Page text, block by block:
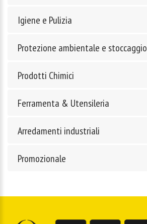
Igiene e Pulizia
Protezione ambientale e stoccaggio
Prodotti Chimici
Ferramenta & Utensileria
Arredamenti industriali
Promozionale